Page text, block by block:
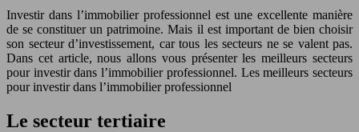
Investir dans l’immobilier professionnel est une excellente manière
de se constituer un patrimoine. Mais il est important de bien choisir
son secteur d’investissement, car tous les secteurs ne se valent pas.
Dans cet article, nous allons vous présenter les meilleurs secteurs
pour investir dans l’immobilier professionnel. Les meilleurs secteurs
pour investir dans l’immobilier professionnel
Le secteur tertiaire